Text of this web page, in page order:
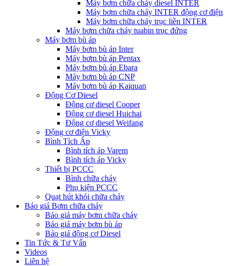
Máy bơm chữa cháy diesel INTER
Máy bơm chữa cháy INTER động cơ điện
Máy bơm chữa cháy trục liền INTER
Máy bơm chữa cháy tuabin trục đứng
Máy bơm bù áp
Máy bơm bù áp Inter
Máy bơm bù áp Pentax
Máy bơm bù áp Ebara
Máy bơm bù áp CNP
Máy bơm bù áp Kaiquan
Động Cơ Diesel
Động cơ diesel Cooper
Động cơ diesel Huichai
Động cơ diesel Weifang
Động cơ điện Vicky
Bình Tích Áp
Bình tích áp Varem
Bình tích áp Vicky
Thiết bị PCCC
Bình chữa cháy
Phụ kiện PCCC
Quạt hút khói chữa cháy
Báo giá Bơm chữa cháy
Báo giá máy bơm chữa cháy
Báo giá máy bơm bù áp
Báo giá động cơ Diesel
Tin Tức & Tư Vấn
Videos
Liên hệ